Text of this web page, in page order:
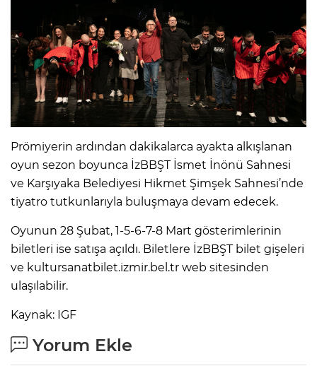
Prömiyerin ardından dakikalarca ayakta alkışlanan
oyun sezon boyunca İzBBŞT İsmet İnönü Sahnesi
ve Karşıyaka Belediyesi Hikmet Şimşek Sahnesi’nde
tiyatro tutkunlarıyla buluşmaya devam edecek.
Oyunun 28 Şubat, 1-5-6-7-8 Mart gösterimlerinin
biletleri ise satışa açıldı. Biletlere İzBBŞT bilet gişeleri
ve kultursanatbilet.izmir.bel.tr web sitesinden
ulaşılabilir.
Kaynak: IGF
Yorum Ekle